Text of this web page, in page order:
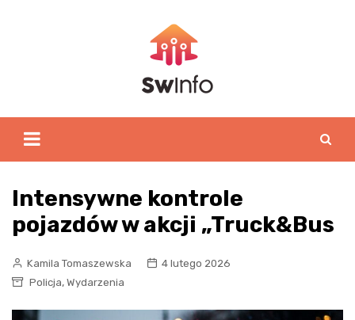
Intensywne kontrole
pojazdów w akcji „Truck&Bus
Kamila Tomaszewska
4 lutego 2026
Policja, Wydarzenia